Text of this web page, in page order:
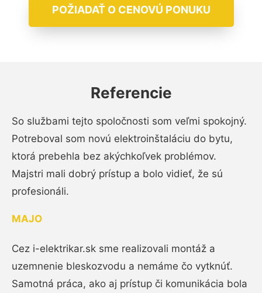
POŽIADAŤ O CENOVÚ PONUKU
Referencie
So službami tejto spoločnosti som veľmi spokojný.
Potreboval som novú elektroinštaláciu do bytu,
ktorá prebehla bez akýchkoľvek problémov.
Majstri mali dobrý prístup a bolo vidieť, že sú
profesionáli.
MAJO
Cez i-elektrikar.sk sme realizovali montáž a
uzemnenie bleskozvodu a nemáme čo vytknúť.
Samotná práca, ako aj prístup či komunikácia bola